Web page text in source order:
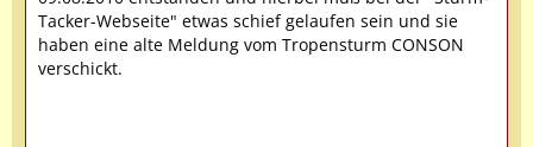
Tacker-Webseite" etwas schief gelaufen sein und sie
haben eine alte Meldung vom Tropensturm CONSON
verschickt.